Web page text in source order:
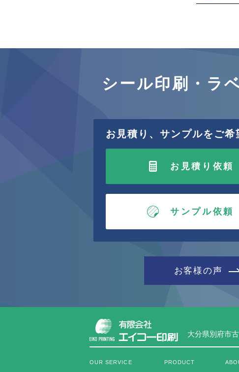
シール印刷・ラ
お見積り、サンプルをご希
お見積り依頼
サンプル依頼
お客様の声
大分県別府市
OUR SERVICE PRODUCT